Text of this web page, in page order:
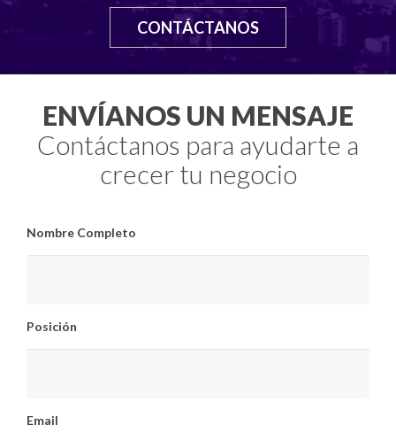
CONTÁCTANOS
ENVÍANOS UN MENSAJE
Contáctanos para ayudarte a
crecer tu negocio
Nombre Completo
Posición
Email